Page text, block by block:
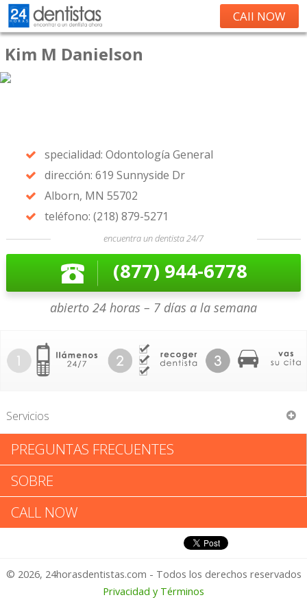
CAll NOW
Kim M Danielson
specialidad: Odontología General
dirección: 619 Sunnyside Dr
Alborn, MN 55702
teléfono: (218) 879-5271
encuentra un dentista 24/7
(877) 944-6778
abierto 24 horas – 7 días a la semana
Servicios
Kim M Danielson
Kim M Danielson: Califica tu
Experiencia
1 – No Feliz
PREGUNTAS FRECUENTES
SOBRE
CALL NOW
© 2026, 24horasdentistas.com - Todos los derechos reservados
Privacidad y Términos